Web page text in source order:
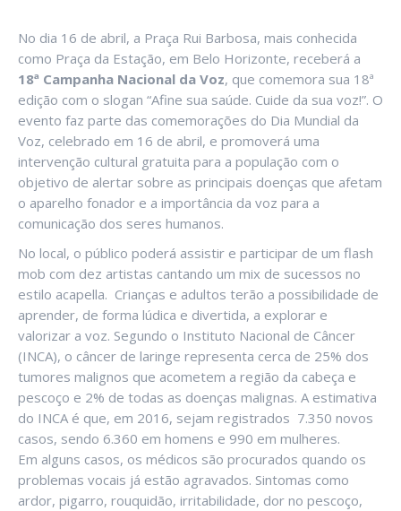
No dia 16 de abril, a Praça Rui Barbosa, mais conhecida
como Praça da Estação, em Belo Horizonte, receberá a
18ª Campanha Nacional da Voz, que comemora sua 18ª
edição com o slogan “Afine sua saúde. Cuide da sua voz!”. O
evento faz parte das comemorações do Dia Mundial da
Voz, celebrado em 16 de abril, e promoverá uma
intervenção cultural gratuita para a população com o
objetivo de alertar sobre as principais doenças que afetam
o aparelho fonador e a importância da voz para a
comunicação dos seres humanos.
No local, o público poderá assistir e participar de um flash
mob com dez artistas cantando um mix de sucessos no
estilo acapella. Crianças e adultos terão a possibilidade de
aprender, de forma lúdica e divertida, a explorar e
valorizar a voz. Segundo o Instituto Nacional de Câncer
(INCA), o câncer de laringe representa cerca de 25% dos
tumores malignos que acometem a região da cabeça e
pescoço e 2% de todas as doenças malignas. A estimativa
do INCA é que, em 2016, sejam registrados 7.350 novos
casos, sendo 6.360 em homens e 990 em mulheres.
Em alguns casos, os médicos são procurados quando os
problemas vocais já estão agravados. Sintomas como
ardor, pigarro, rouquidão, irritabilidade, dor no pescoço,